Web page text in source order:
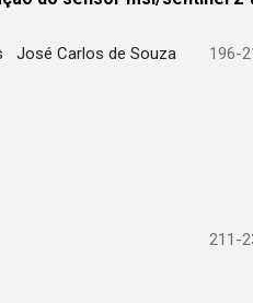
José Carlos de Souza
196-
211-